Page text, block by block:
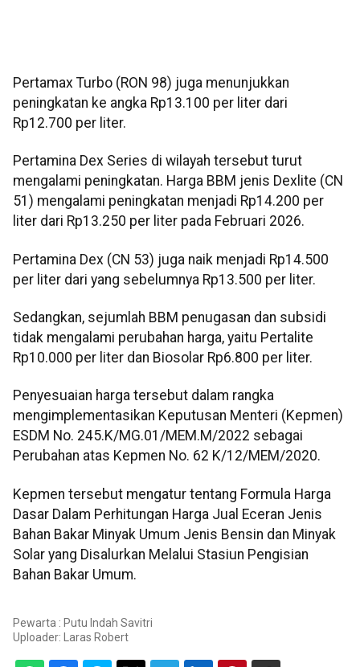
Pertamax Turbo (RON 98) juga menunjukkan
peningkatan ke angka Rp13.100 per liter dari
Rp12.700 per liter.
Pertamina Dex Series di wilayah tersebut turut
mengalami peningkatan. Harga BBM jenis Dexlite (CN
51) mengalami peningkatan menjadi Rp14.200 per
liter dari Rp13.250 per liter pada Februari 2026.
Pertamina Dex (CN 53) juga naik menjadi Rp14.500
per liter dari yang sebelumnya Rp13.500 per liter.
Sedangkan, sejumlah BBM penugasan dan subsidi
tidak mengalami perubahan harga, yaitu Pertalite
Rp10.000 per liter dan Biosolar Rp6.800 per liter.
Penyesuaian harga tersebut dalam rangka
mengimplementasikan Keputusan Menteri (Kepmen)
ESDM No. 245.K/MG.01/MEM.M/2022 sebagai
Perubahan atas Kepmen No. 62 K/12/MEM/2020.
Kepmen tersebut mengatur tentang Formula Harga
Dasar Dalam Perhitungan Harga Jual Eceran Jenis
Bahan Bakar Minyak Umum Jenis Bensin dan Minyak
Solar yang Disalurkan Melalui Stasiun Pengisian
Bahan Bakar Umum.
Pewarta : Putu Indah Savitri
Uploader: Laras Robert